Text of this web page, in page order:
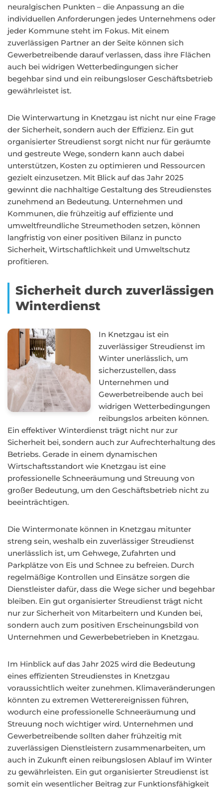
neuralgischen Punkten – die Anpassung an die
individuellen Anforderungen jedes Unternehmens oder
jeder Kommune steht im Fokus. Mit einem
zuverlässigen Partner an der Seite können sich
Gewerbetreibende darauf verlassen, dass ihre Flächen
auch bei widrigen Wetterbedingungen sicher
begehbar sind und ein reibungsloser Geschäftsbetrieb
gewährleistet ist.
Die Winterwartung in Knetzgau ist nicht nur eine Frage
der Sicherheit, sondern auch der Effizienz. Ein gut
organisierter Streudienst sorgt nicht nur für geräumte
und gestreute Wege, sondern kann auch dabei
unterstützen, Kosten zu optimieren und Ressourcen
gezielt einzusetzen. Mit Blick auf das Jahr 2025
gewinnt die nachhaltige Gestaltung des Streudienstes
zunehmend an Bedeutung. Unternehmen und
Kommunen, die frühzeitig auf effiziente und
umweltfreundliche Streumethoden setzen, können
langfristig von einer positiven Bilanz in puncto
Sicherheit, Wirtschaftlichkeit und Umweltschutz
profitieren.
Sicherheit durch zuverlässigen
Winterdienst
In Knetzgau ist ein
zuverlässiger Streudienst im
Winter unerlässlich, um
sicherzustellen, dass
Unternehmen und
Gewerbetreibende auch bei
widrigen Wetterbedingungen
reibungslos arbeiten können.
Ein effektiver Winterdienst trägt nicht nur zur
Sicherheit bei, sondern auch zur Aufrechterhaltung des
Betriebs. Gerade in einem dynamischen
Wirtschaftsstandort wie Knetzgau ist eine
professionelle Schneeräumung und Streuung von
großer Bedeutung, um den Geschäftsbetrieb nicht zu
beeinträchtigen.
Die Wintermonate können in Knetzgau mitunter
streng sein, weshalb ein zuverlässiger Streudienst
unerlässlich ist, um Gehwege, Zufahrten und
Parkplätze von Eis und Schnee zu befreien. Durch
regelmäßige Kontrollen und Einsätze sorgen die
Dienstleister dafür, dass die Wege sicher und begehbar
bleiben. Ein gut organisierter Streudienst trägt nicht
nur zur Sicherheit von Mitarbeitern und Kunden bei,
sondern auch zum positiven Erscheinungsbild von
Unternehmen und Gewerbebetrieben in Knetzgau.
Im Hinblick auf das Jahr 2025 wird die Bedeutung
eines effizienten Streudienstes in Knetzgau
voraussichtlich weiter zunehmen. Klimaveränderungen
könnten zu extremen Wetterereignissen führen,
wodurch eine professionelle Schneeräumung und
Streuung noch wichtiger wird. Unternehmen und
Gewerbetreibende sollten daher frühzeitig mit
zuverlässigen Dienstleistern zusammenarbeiten, um
auch in Zukunft einen reibungslosen Ablauf im Winter
zu gewährleisten. Ein gut organisierter Streudienst ist
somit ein wesentlicher Beitrag zur Funktionsfähigkeit